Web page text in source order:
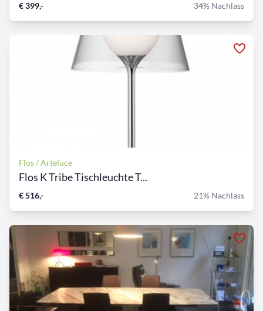
€ 399,- 34% Nachlass
Flos / Arteluce
Flos K Tribe Tischleuchte T...
€ 516,- 21% Nachlass